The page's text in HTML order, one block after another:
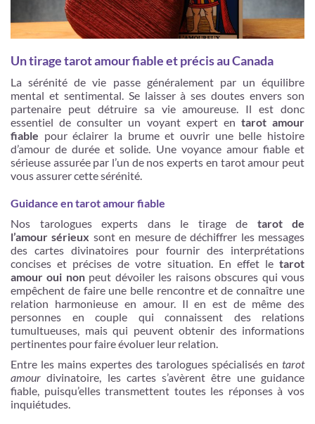
Un tirage tarot amour fiable et précis au Canada
La sérénité de vie passe généralement par un équilibre
mental et sentimental. Se laisser à ses doutes envers son
partenaire peut détruire sa vie amoureuse. Il est donc
essentiel de consulter un voyant expert en tarot amour
fiable pour éclairer la brume et ouvrir une belle histoire
d’amour de durée et solide. Une voyance amour fiable et
sérieuse assurée par l’un de nos experts en tarot amour peut
vous assurer cette sérénité.
Guidance en tarot amour fiable
Nos tarologues experts dans le tirage de tarot de
l’amour sérieux sont en mesure de déchiffrer les messages
des cartes divinatoires pour fournir des interprétations
concises et précises de votre situation. En effet le tarot
amour oui nonpeut dévoiler les raisons obscures qui vous
empêchent de faire une belle rencontre et de connaître une
relation harmonieuse en amour. Il en est de même des
personnes en couple qui connaissent des relations
tumultueuses, mais qui peuvent obtenir des informations
pertinentes pour faire évoluer leur relation.
Entre les mains expertes des tarologues spécialisés en tarot
amour divinatoire, les cartes s’avèrent être une guidance
fiable, puisqu’elles transmettent toutes les réponses à vos
inquiétudes.